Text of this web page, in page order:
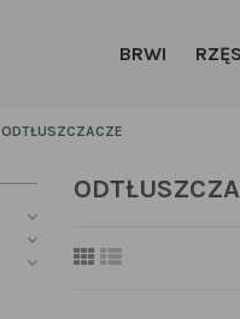
BRWI
ODTŁUSZCZACZE